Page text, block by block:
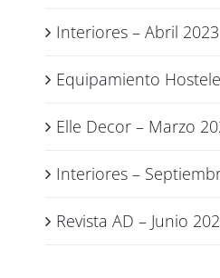
Interiores – Abril 2023
Equipamiento
Elle Decor – Marzo
Interiores –
Revista AD – Junio